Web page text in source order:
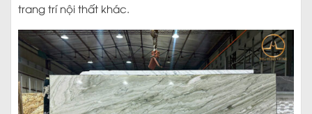
trang trí nội thất khác.